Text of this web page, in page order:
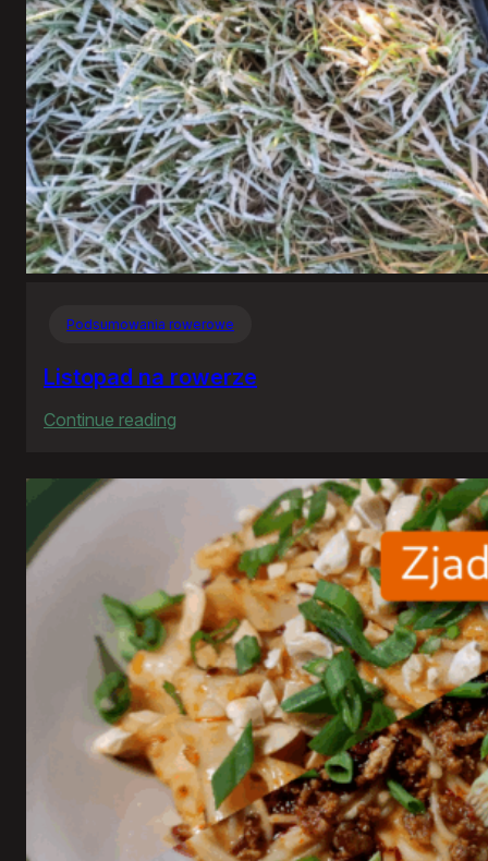
Podsumowania rowerowe
Listopad na rowerze
Continue reading
na
rowerze